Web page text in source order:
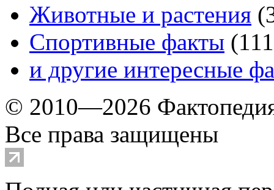
Животные и растения (
Спортивные факты (111
и другие интересные
© 2010—2026
Все права защищены